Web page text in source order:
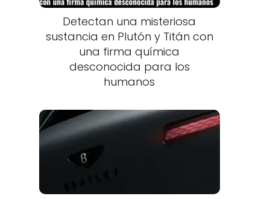
Detectan una misteriosa
sustancia en Plutón y Titán con
una firma química
desconocida para los
humanos